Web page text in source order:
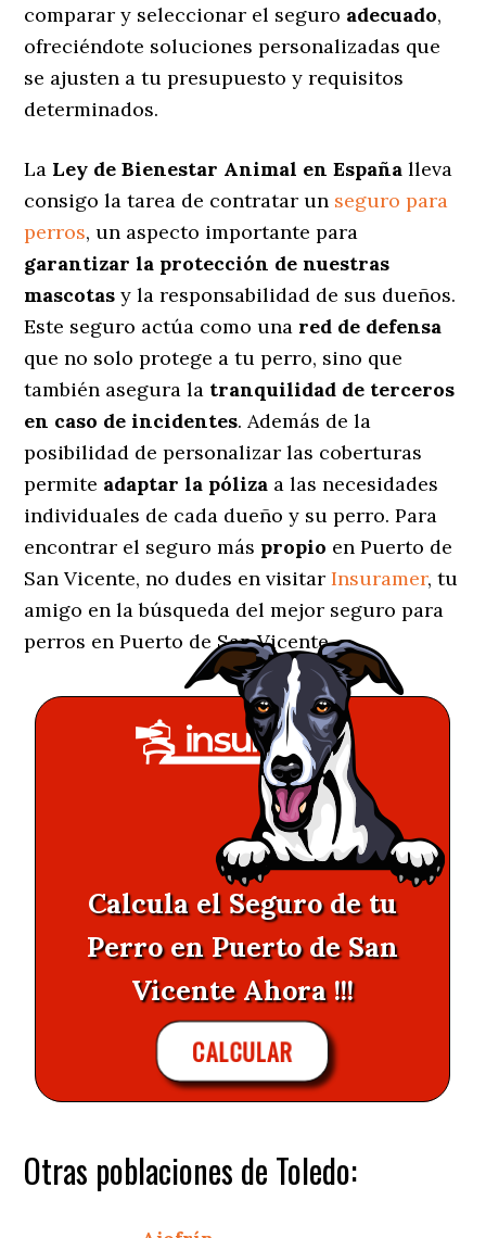
comparar y seleccionar el seguro adecuado,
ofreciéndote soluciones personalizadas que
se ajusten a tu presupuesto y requisitos
determinados.
La Ley de Bienestar Animal en España lleva
consigo la tarea de contratar un seguro para
perros, un aspecto importante para
garantizar la protección de nuestras
mascotas y la responsabilidad de sus dueños.
Este seguro actúa como una red de defensa
que no solo protege a tu perro, sino que
también asegura la tranquilidad de terceros
en caso de incidentes. Además de la
posibilidad de personalizar las coberturas
permite adaptar la póliza a las necesidades
individuales de cada dueño y su perro. Para
encontrar el seguro más propio en Puerto de
San Vicente, no dudes en visitarInsuramer, tu
amigo en la búsqueda del mejor seguro para
perros en Puerto de San Vicente.
Calcula el Seguro de tu
Perro en Puerto de San
Vicente Ahora !!!
CALCULAR
Otras poblaciones de Toledo: